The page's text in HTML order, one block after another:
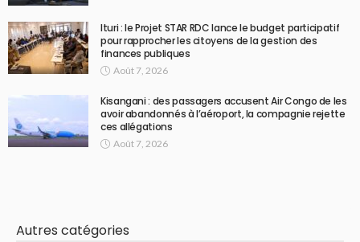
Ituri : le Projet STAR RDC lance le budget participatif
pour rapprocher les citoyens de la gestion des
finances publiques
Août 7, 2026
Kisangani : des passagers accusent Air Congo de les
avoir abandonnés à l’aéroport, la compagnie rejette
ces allégations
Août 7, 2026
Autres catégories